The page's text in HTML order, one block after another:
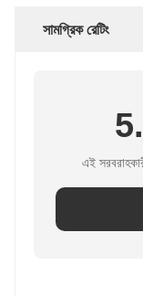
সামগ্রিক রেটিং
এই